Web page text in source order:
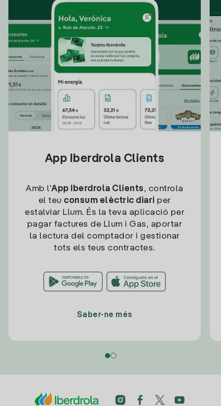
App Iberdrola Clients
Amb l'App Iberdrola Clients, controla
el teu consum elèctric diari per
estalviar Llum. És la teva aplicació per
pagar factures de Llum i Gas, aportar
la lectura del comptador i gestionar
tots els teus contractes.
Saber-ne més